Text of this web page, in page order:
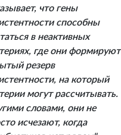
что гены
способны
в неактивных
где они формируют
резерв
на который
могут рассчитывать.
словами, они не
исчезают, когда